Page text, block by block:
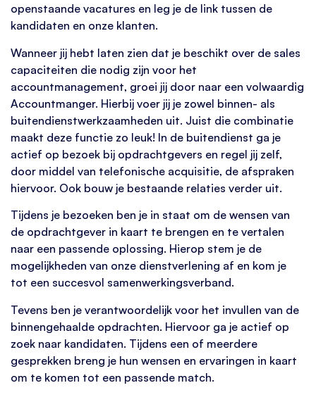
openstaande vacatures en leg je de link tussen de
kandidaten en onze klanten.
Wanneer jij hebt laten zien dat je beschikt over de sales
capaciteiten die nodig zijn voor het
accountmanagement, groei jij door naar een volwaardig
Accountmanger. Hierbij voer jij je zowel binnen- als
buitendienstwerkzaamheden uit. Juist die combinatie
maakt deze functie zo leuk! In de buitendienst ga je
actief op bezoek bij opdrachtgevers en regel jij zelf,
door middel van telefonische acquisitie, de afspraken
hiervoor. Ook bouw je bestaande relaties verder uit.
Tijdens je bezoeken ben je in staat om de wensen van
de opdrachtgever in kaart te brengen en te vertalen
naar een passende oplossing. Hierop stem je de
mogelijkheden van onze dienstverlening af en kom je
tot een succesvol samenwerkingsverband.
Tevens ben je verantwoordelijk voor het invullen van de
binnengehaalde opdrachten. Hiervoor ga je actief op
zoek naar kandidaten. Tijdens een of meerdere
gesprekken breng je hun wensen en ervaringen in kaart
om te komen tot een passende match.